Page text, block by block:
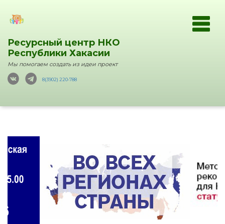
Ресурсный центр НКО
Республики Хакасии
Мы помогаем создать из идеи проект
8(3902) 220-788